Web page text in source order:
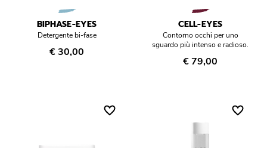
Réponse Délicate
BIPHASE-EYES
Detergente bi-fase
€ 30,00
CELL-EYES
Contorno occhi per uno
sguardo più intenso e radioso.
€ 79,00